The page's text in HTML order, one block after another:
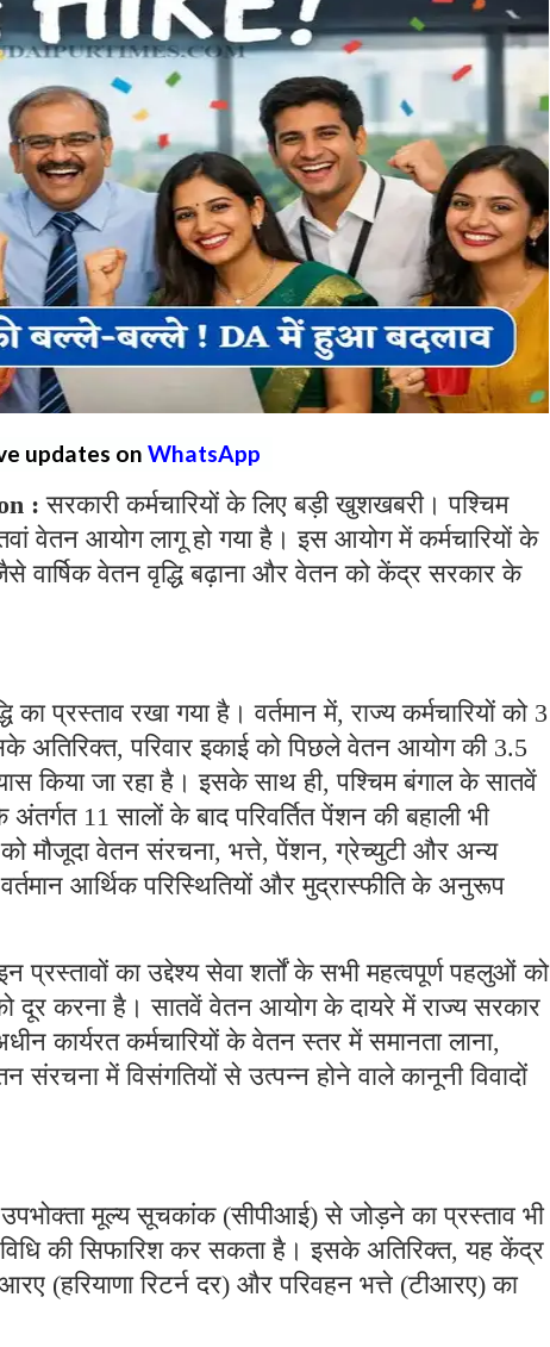
updates on WhatsApp
: सरकारी कर्मचारियों के लिए बड़ी खुशखबरी। पश्चिम
वेतन आयोग लागू हो गया है। इस आयोग में कर्मचारियों के
वार्षिक वेतन वृद्धि बढ़ाना और वेतन को केंद्र सरकार के
प्रस्ताव रखा गया है। वर्तमान में, राज्य कर्मचारियों को 3
अतिरिक्त, परिवार इकाई को पिछले वेतन आयोग की 3.5
किया जा रहा है। इसके साथ ही, पश्चिम बंगाल के सातवें
11 सालों के बाद परिवर्तित पेंशन की बहाली भी
मौजूदा वेतन संरचना, भत्ते, पेंशन, ग्रेच्युटी और अन्य
आर्थिक परिस्थितियों और मुद्रास्फीति के अनुरूप
प्रस्तावों का उद्देश्य सेवा शर्तों के सभी महत्वपूर्ण पहलुओं को
दूर करना है। सातवें वेतन आयोग के दायरे में राज्य सरकार
कार्यरत कर्मचारियों के वेतन स्तर में समानता लाना,
संरचना में विसंगतियों से उत्पन्न होने वाले कानूनी विवादों
मूल्य सूचकांक (सीपीआई) से जोड़ने का प्रस्ताव भी
की सिफारिश कर सकता है। इसके अतिरिक्त, यह केंद्र
(हरियाणा रिटर्न दर) और परिवहन भत्ते (टीआरए) का